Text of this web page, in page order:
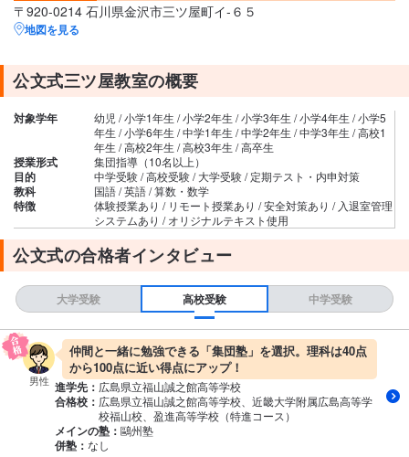
〒920-0214 石川県金沢市三ツ屋町イ‐６５
地図を見る
公文式三ツ屋教室の概要
対象学年
幼児 / 小学1年生 / 小学2年生 / 小学3年生 / 小学4年生 / 小学5
年生 / 小学6年生 / 中学1年生 / 中学2年生 / 中学3年生 / 高校1
年生 / 高校2年生 / 高校3年生 / 高卒生
授業形式 集団指導（10名以上）
目的 中学受験 / 高校受験 / 大学受験 / 定期テスト・内申対策
教科 国語 / 英語 / 算数・数学
特徴
体験授業あり / リモート授業あり / 安全対策あり / 入退室管理
システムあり / オリジナルテキスト使用
公文式の合格者インタビュー
大学受験 高校受験 中学受験
男性
仲間と一緒に勉強できる「集団塾」を選択。理科は40点
から100点に近い得点にアップ！
進学先： 広島県立福山誠之館高等学校
合格校： 広島県立福山誠之館高等学校、近畿大学附属広島高等学
校福山校、盈進高等学校（特進コース）
メインの塾： 鷗州塾
併塾： なし